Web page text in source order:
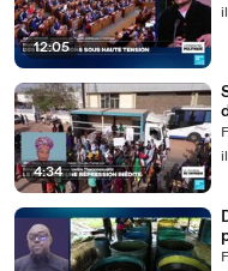
12:05
4:34